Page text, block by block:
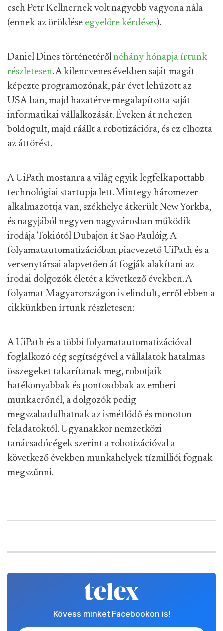
cseh Petr Kellnernek volt nagyobb vagyona nála
(ennek az öröklése egyelőre kérdéses).
Daniel Dines történetéről néhány hónapja írtunk
részletesen. A kilencvenes években saját magát
képezte programozónak, pár évet lehúzott az
USA-ban, majd hazatérve megalapította saját
informatikai vállalkozását. Éveken át nehezen
boldogult, majd ráállt a robotizációra, és ez elhozta
az áttörést.
A UiPath mostanra a világ egyik legfelkapottabb
technológiai startupja lett. Mintegy háromezer
alkalmazottja van, székhelye átkerült New Yorkba,
és nagyjából negyven nagyvárosban működik
irodája Tokiótól Dubajon át Sao Paulóig. A
folyamatautomatizációban piacvezető UiPath és a
versenytársai alapvetően át fogják alakítani az
irodai dolgozók életét a következő években. A
folyamat Magyarországon is elindult, erről ebben a
cikkünkben írtunk részletesen:
A UiPath és a többi folyamatautomatizációval
foglalkozó cég segítségével a vállalatok hatalmas
összegeket takarítanak meg, robotjaik
hatékonyabbak és pontosabbak az emberi
munkaerőnél, a dolgozók pedig
megszabadulhatnak az ismétlődő és monoton
feladatoktól. Ugyanakkor nemzetközi
tanácsadócégek szerint a robotizációval a
következő években munkahelyek tízmilliói fognak
megszűnni.
Kövess minket Facebookon is!